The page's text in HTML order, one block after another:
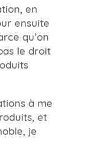
en
ensuite
qu’on
le droit
à me
et
je